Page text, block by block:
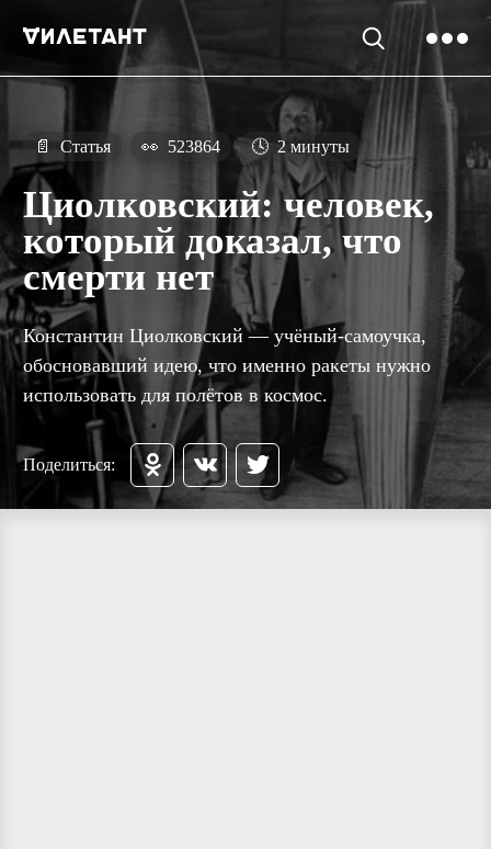
📄 Статья 👀 523864 🕓 2 минуты
Циолковский: человек,
который доказал, что
смерти нет
Константин Циолковский — учёный-самоучка,
обосновавший идею, что именно ракеты нужно
использовать для полётов в космос.
Поделиться: